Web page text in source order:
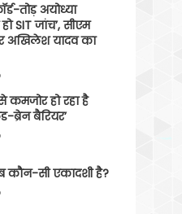
तोड़ अयोध्या
SIT जांच’, सीएम
अखिलेश यादव का
कमजोर हो रहा है
ब्रेन बैरियर’
कौन-सी एकादशी है?